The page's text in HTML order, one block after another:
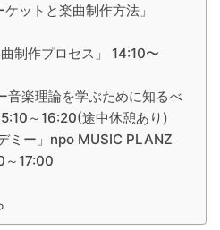
ットと楽曲制作方法」
制作プロセス」 14:10〜
音楽理論を学ぶために知るべ
～16:20(途中休憩あり)
ミー」npo MUSIC PLANZ
～17:00